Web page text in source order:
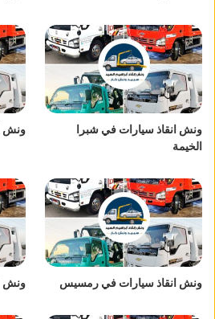
ونش انقاذ سيارات في شبرا
الخيمة
ونش
ونش انقاذ سيارات في رمسيس ونش